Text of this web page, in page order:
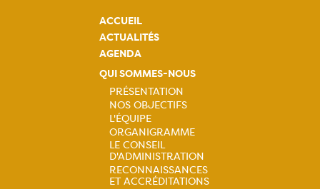
ACCUEIL
ACTUALITÉS
AGENDA
QUI SOMMES-NOUS
Navigation
principale
PRÉSENTATION
NOS OBJECTIFS
L'ÉQUIPE
ORGANIGRAMME
LE CONSEIL
D'ADMINISTRATION
RECONNAISSANCES
ET ACCRÉDITATIONS